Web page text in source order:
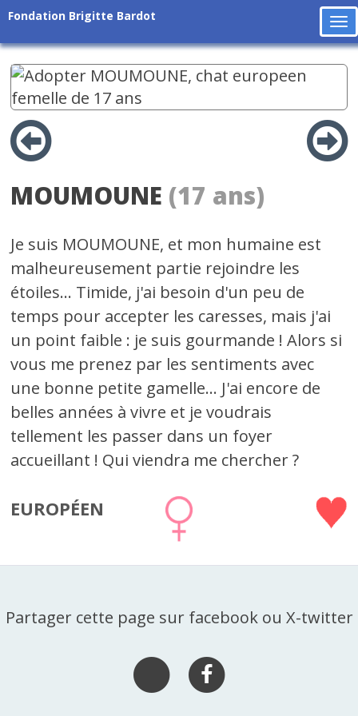
Fondation Brigitte Bardot
MOUMOUNE (17 ans)
Je suis MOUMOUNE, et mon humaine est
malheureusement partie rejoindre les
étoiles... Timide, j'ai besoin d'un peu de
temps pour accepter les caresses, mais j'ai
un point faible : je suis gourmande ! Alors si
vous me prenez par les sentiments avec
une bonne petite gamelle... J'ai encore de
belles années à vivre et je voudrais
tellement les passer dans un foyer
accueillant ! Qui viendra me chercher ?
EUROPÉEN
Partager cette page sur facebook ou X-twitter